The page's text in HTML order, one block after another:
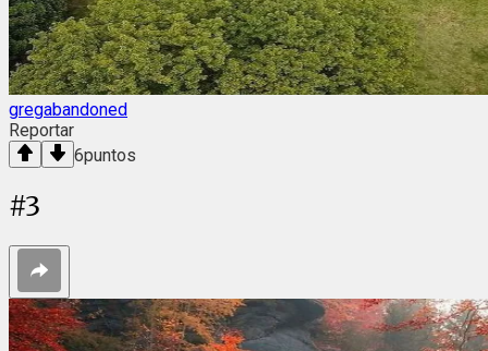
gregabandoned
Reportar
6puntos
#3